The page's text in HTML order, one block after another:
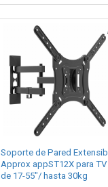
Soporte de Pared
Approx appST12X para TV
de 17-55"/ hasta 30kg